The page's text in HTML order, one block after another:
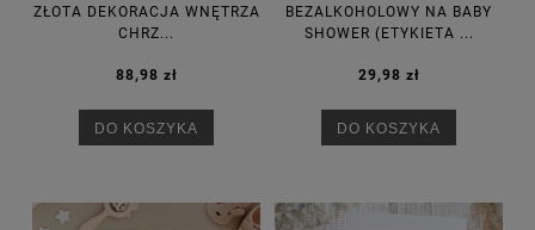
ZŁOTA DEKORACJA WNĘTRZA
CHRZ...
88,98 zł
DO KOSZYKA
BEZALKOHOLOWY NA BABY
SHOWER (ETYKIETA ...
29,98 zł
DO KOSZYKA